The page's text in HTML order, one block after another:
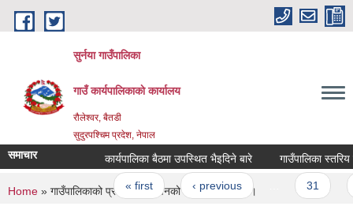
Skip to main content
सुर्नया गाउँपालिका
गाउँ कार्यपालिकाकाे कार्यालय
रौलेश्वर, बैतडी
सुदुरपश्चिम प्रदेश, नेपाल
समाचार कार्यपालिका बैठमा उपस्थित भैइदिने बारे गाउँपालिका
Pages
« first ‹ previous 31
You are here
Home » गाउँपालिकाको प्रशासकीय भवनको निर्माणाधिन फोटो ।